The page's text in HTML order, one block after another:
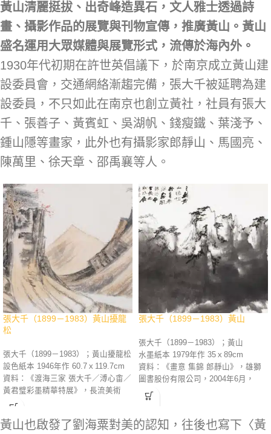
黃山清麗挺拔 、 出奇峰造異石 ，文人雅士透過詩
畫、攝影作品的展覽與刊物宣傳 ，推廣黃山 。黃山
盛名運用大眾媒體與展覽形式，流傳於海內外。
1930年代初期在許世英倡議下，於南京成立黃山建
設委員會，交通網絡漸趨完備，張大千被延聘為建
設委員，不只如此在南京也創立黃社，社員有張大
千、張善子、黃賓虹、吳湖帆、錢瘦鐵、葉淺予、
鍾山隱等畫家，此外也有攝影家郎靜山、馬國亮、
陳萬里、徐天章、邵禹襄等人。
張大千（1899－1983）黃山擾龍
松
張大千（1899－1983）；黃山擾龍松
設色紙本 1946年作 60.7ｘ119.7cm
資料：《渡海三家 張大千／溥心畬／
黃君璧彩墨精華特展》，長流美術
館，2010年12月，p.47。《登峰造極
流美術館，2013年7月，p.78。《江
張大千（1899－1983）黃山
張大千（1899－1983）；黃山
水墨紙本 1979年作 35ｘ89cm
資料：《畫意 集錦 郎靜山》，雄獅
圖書股份有限公司，2004年6月，
p.151。《渡海三家 張大千／溥心畬
極 張大千逝世三十週年紀念精選》，
黃山也啟發了劉海粟對美的認知，往後也寫下〈黃